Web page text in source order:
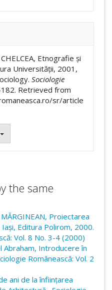
Etnografie și
Universității, 2001,
Sociologie
Retrieved from
sr/article
the same
Proiectarea
Editura Polirom, 2000.
Vol. 8 No. 3-4 (2000)
Abraham, Introducere în
Românească: Vol. 2
ani de la înființarea